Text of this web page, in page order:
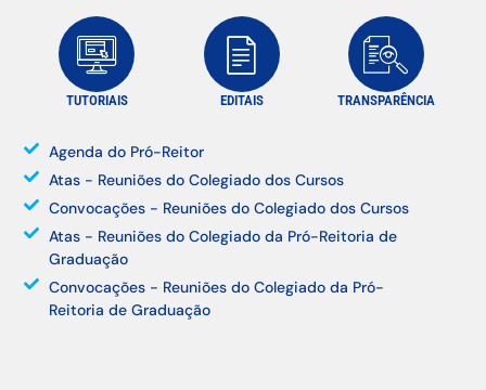
TUTORIAIS EDITAIS TRANSPARÊNCIA
Agenda do Pró-Reitor
Atas - Reuniões do Colegiado dos Cursos
Convocações - Reuniões do Colegiado dos Cursos
Atas - Reuniões do Colegiado da Pró-Reitoria de
Graduação
Convocações - Reuniões do Colegiado da Pró-
Reitoria de Graduação